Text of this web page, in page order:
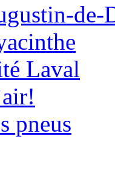
de-
Laval
pneus